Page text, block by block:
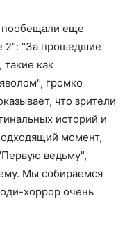
пообещали еще
2": "За прошедшие
как
громко
что зрители
историй и
момент,
ведьму",
Мы собираемся
хоррор очень